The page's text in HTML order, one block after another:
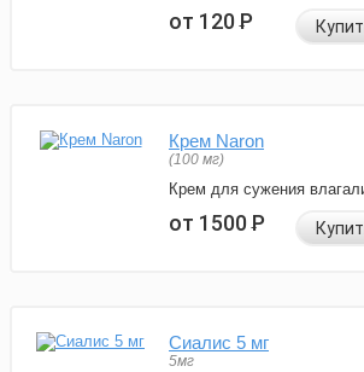
от 120Р
Крем Naron
(100 мг)
Крем для сужения
от 1500Р
Сиалис 5 мг
5мг